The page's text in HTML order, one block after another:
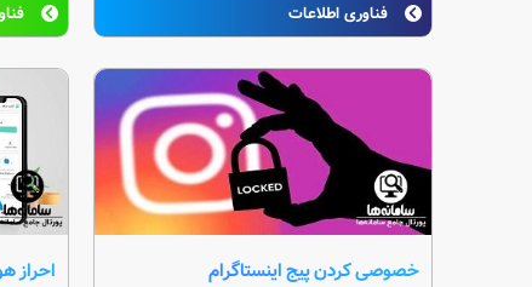
فناوری اطلاعات
خصوصی کردن پیج اینستاگرام احراز